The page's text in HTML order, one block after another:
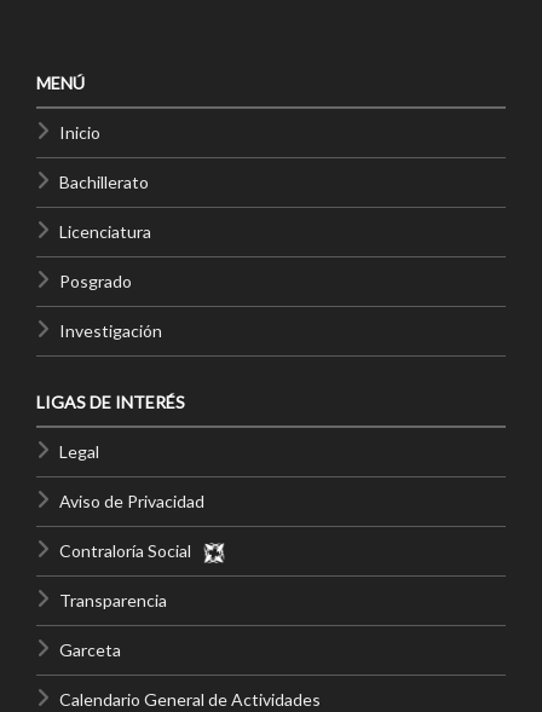
MENÚ
Inicio
Bachillerato
Licenciatura
Posgrado
Investigación
LIGAS DE INTERÉS
Legal
Aviso de Privacidad
Contraloría Social
Transparencia
Garceta
Calendario General de Actividades